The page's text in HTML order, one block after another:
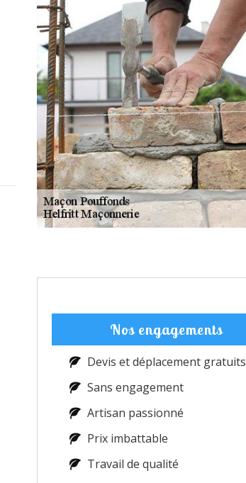
Nos engagements
Devis et déplacement gratuits
Sans engagement
Artisan passionné
Prix imbattable
Travail de qualité